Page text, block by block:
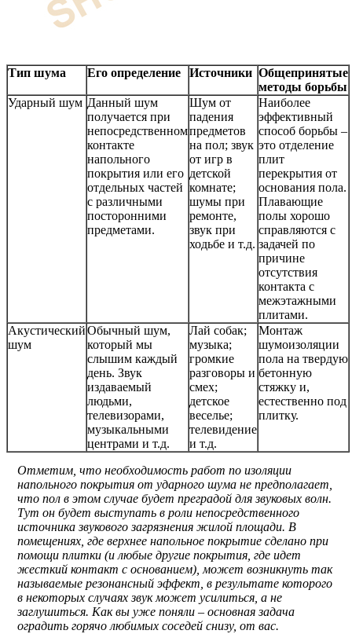
Тип шума Его определение Источники Общепринятые
методы борьбы
Ударный шум Данный шум
получается при
непосредственном
контакте
напольного
покрытия или его
отдельных частей
с различными
посторонними
предметами.
Шум от
падения
предметов
на пол; звук
от игр в
детской
комнате;
шумы при
ремонте,
звук при
ходьбе и т.д.
Наиболее
эффективный
способ борьбы –
это отделение
плит
перекрытия от
основания пола.
Плавающие
полы хорошо
справляются с
задачей по
причине
отсутствия
контакта с
межэтажными
плитами.
Акустический
шум
Обычный шум,
который мы
слышим каждый
день. Звук
издаваемый
людьми,
телевизорами,
музыкальными
центрами и т.д.
Лай собак;
музыка;
громкие
разговоры и
смех;
детское
веселье;
телевидение
и т.д.
Монтаж
шумоизоляции
пола на твердую
бетонную
стяжку и,
естественно под
плитку.
Отметим, что необходимость работ по изоляции
напольного покрытия от ударного шума не предполагает,
что пол в этом случае будет преградой для звуковых волн.
Тут он будет выступать в роли непосредственного
источника звукового загрязнения жилой площади. В
помещениях, где верхнее напольное покрытие сделано при
помощи плитки (и любые другие покрытия, где идет
жесткий контакт с основанием), может возникнуть так
называемые резонансный эффект, в результате которого
в некоторых случаях звук может усилиться, а не
заглушиться. Как вы уже поняли – основная задача
оградить горячо любимых соседей снизу, от вас.